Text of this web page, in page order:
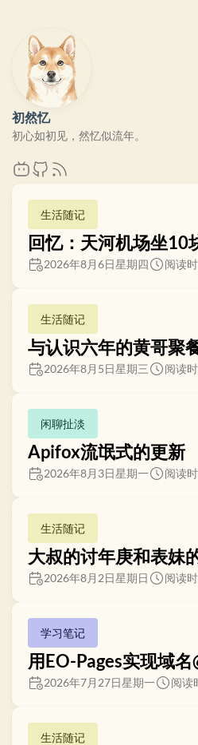
初然忆
初心如初见，然忆似流年。
生活随记
回忆：天河机场坐10
2026年8月6日星期四 阅读
生活随记
与认识六年的黄哥聚
2026年8月5日星期三 阅读
闲聊扯淡
Apifox流氓式的更新
2026年8月3日星期一 阅读
生活随记
大叔的讨年庚和表妹
2026年8月2日星期日 阅读
学习笔记
用EO-Pages实现域名
2026年7月27日星期一 阅读
生活随记